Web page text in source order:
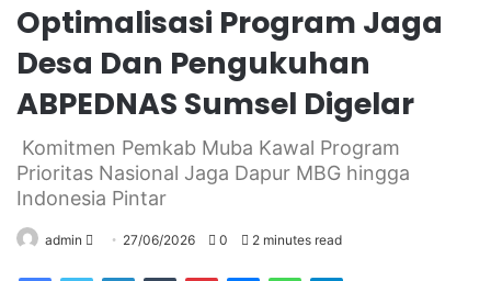
Optimalisasi Program Jaga
Desa Dan Pengukuhan
ABPEDNAS Sumsel Digelar
Komitmen Pemkab Muba Kawal Program
Prioritas Nasional Jaga Dapur MBG hingga
Indonesia Pintar
admin
Send 27/06/2026 0 2 minutes read